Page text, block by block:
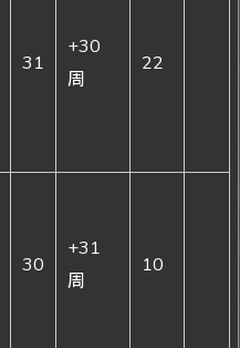
31
+30
周
22
30
+31
周
10